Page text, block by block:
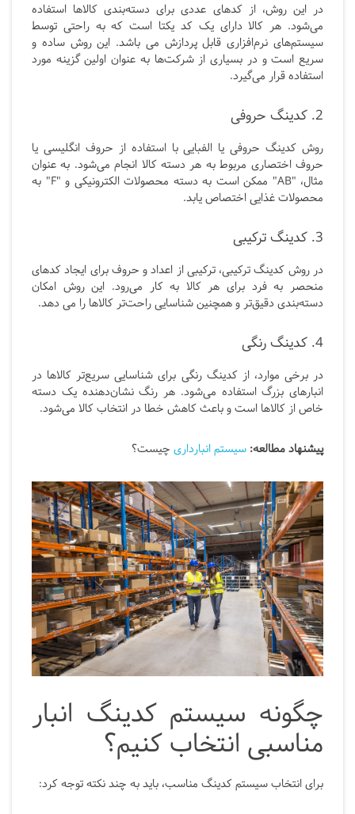
در این روش، از کدهای عددی برای دسته‌بندی کالاها استفاده
می‌شود. هر کالا دارای یک کد یکتا است که به راحتی توسط
سیستم‌های نرم‌افزاری قابل پردازش می باشد. این روش ساده و
سریع است و در بسیاری از شرکت‌ها به عنوان اولین گزینه مورد
استفاده قرار می‌گیرد.
2. کدینگ حروفی
روش کدینگ حروفی یا الفبایی با استفاده از حروف انگلیسی یا
حروف اختصاری مربوط به هر دسته کالا انجام می‌شود. به عنوان
مثال، "AB" ممکن است به دسته محصولات الکترونیکی و "F" به
محصولات غذایی اختصاص یابد.
3. کدینگ ترکیبی
در روش کدینگ ترکیبی، ترکیبی از اعداد و حروف برای ایجاد کدهای
منحصر به فرد برای هر کالا به کار می‌رود. این روش امکان
دسته‌بندی دقیق‌تر و همچنین شناسایی راحت‌تر کالاها را می دهد.
4. کدینگ رنگی
در برخی موارد، از کدینگ رنگی برای شناسایی سریع‌تر کالاها در
انبارهای بزرگ استفاده می‌شود. هر رنگ نشان‌دهنده یک دسته
خاص از کالاها است و باعث کاهش خطا در انتخاب کالا می‌شود.
پیشنهاد مطالعه: سیستم انبارداری چیست؟
چگونه سیستم کدینگ انبار
مناسبی انتخاب کنیم؟
برای انتخاب سیستم کدینگ مناسب، باید به چند نکته توجه کرد: